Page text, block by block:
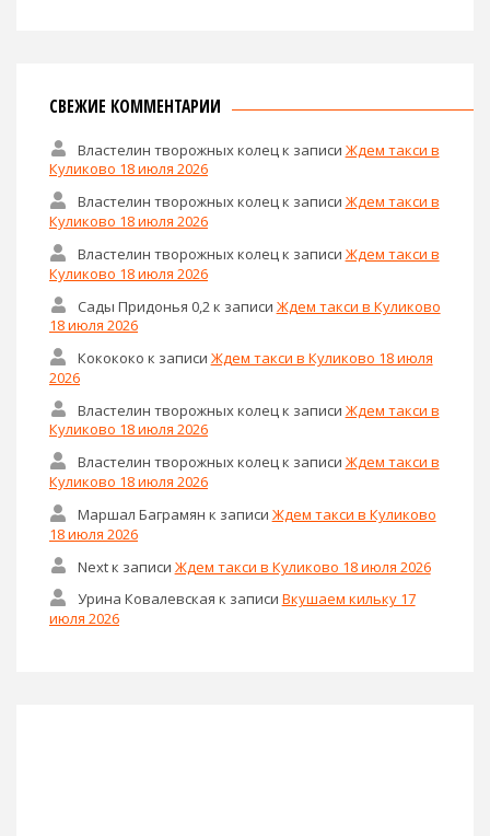
СВЕЖИЕ КОММЕНТАРИИ
Властелин творожных колец к записи Ждем такси в
Куликово 18 июля 2026
Властелин творожных колецк записи Ждем такси в
Куликово 18 июля 2026
Властелин творожных колец к записи Ждем такси в
Куликово 18 июля 2026
Сады Придонья 0,2 к записи Ждем такси в Куликово
18 июля 2026
Кокококо к записи Ждем такси в Куликово 18 июля
2026
Властелин творожных колец к записи Ждем такси в
Куликово 18 июля 2026
Властелин творожных колецк записи Ждем такси в
Куликово 18 июля 2026
Маршал Баграмян к записи Ждем такси в Куликово
18 июля 2026
Nextк записи Ждем такси в Куликово 18 июля 2026
Урина Ковалевская к записи Вкушаем кильку 17
июля 2026